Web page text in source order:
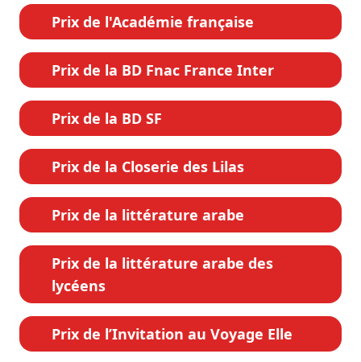
Prix de l'Académie française
Prix de la BD Fnac France Inter
Prix de la BD SF
Prix de la Closerie des Lilas
Prix de la littérature arabe
Prix de la littérature arabe des
lycéens
Prix de l’Invitation au Voyage Elle